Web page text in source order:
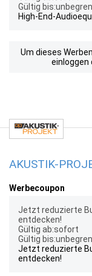
Gültig
High-End-
Um dieses
einloggen
AKUSTIK-
Werbecoupon
Jetzt reduzierte
entdecken!
Gültig ab:sofort
Gültig
Jetzt reduzierte
entdecken!